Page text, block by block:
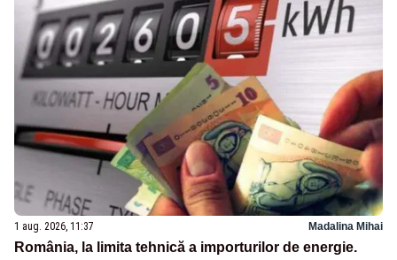
1 aug. 2026, 11:37 Madalina Mihai
România, la limita tehnică a importurilor de energie.